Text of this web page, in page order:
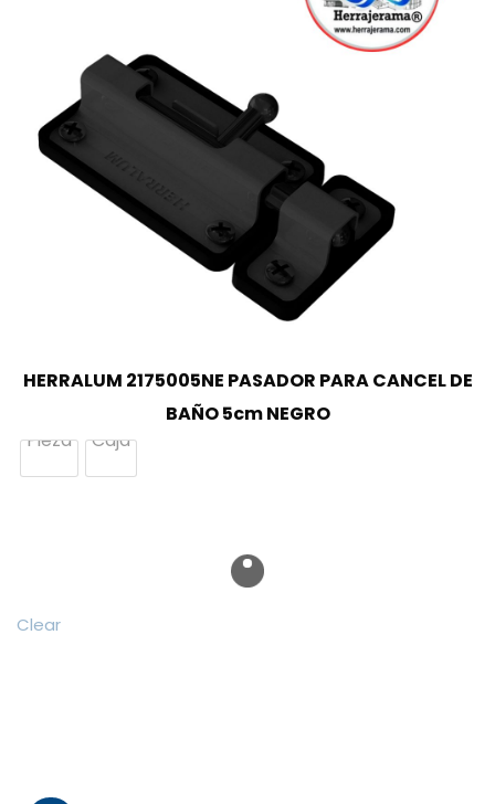
HERRALUM 2175005NE PASADOR PARA CANCEL DE
BAÑO 5cm NEGRO
Pieza
Caja
Clear